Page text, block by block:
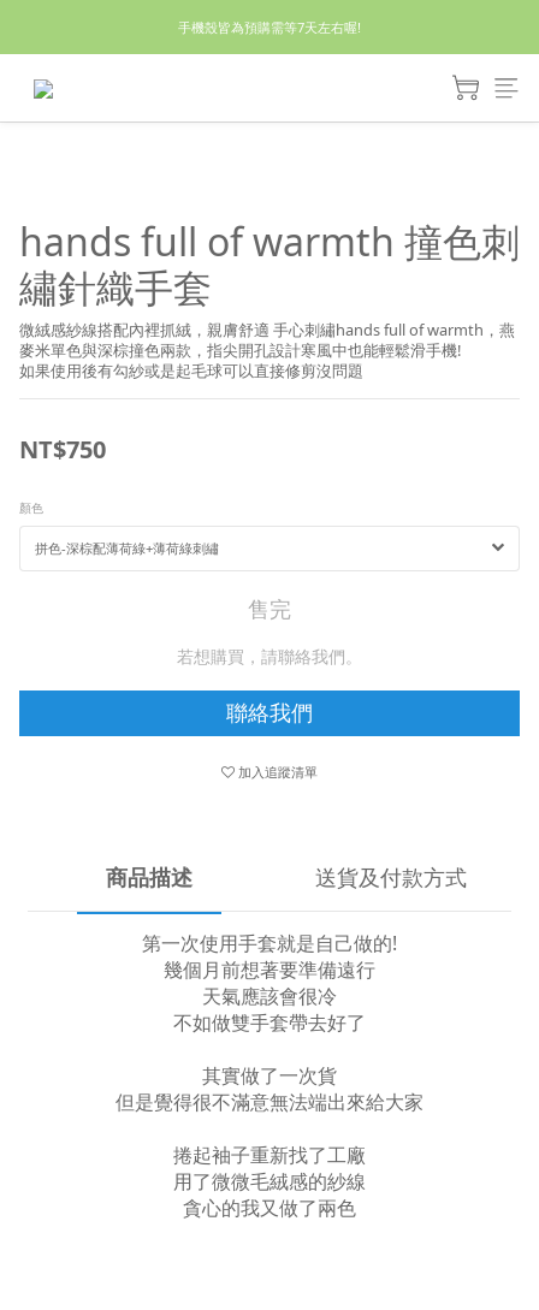
休假回來了!8/5恢復出貨₍˄•༝•˄₎◞✩
手機殼皆為預購需等7天左右喔!
亮綠澎澎夾棉立體相機包 預購中! 製作有點延遲預計八月中出貨
休假回來了!8/5恢復出貨₍˄•༝•˄₎◞✩
hands full of warmth 撞色刺
繡針織手套
微絨感紗線搭配內裡抓絨，親膚舒適 手心刺繡hands full of warmth，燕
麥米單色與深棕撞色兩款，指尖開孔設計寒風中也能輕鬆滑手機!
如果使用後有勾紗或是起毛球可以直接修剪沒問題
NT$750
顏色
售完
若想購買，請聯絡我們。
聯絡我們
加入追蹤清單
商品描述 送貨及付款方式
第一次使用手套就是自己做的!
幾個月前想著要準備遠行
天氣應該會很冷
不如做雙手套帶去好了
其實做了一次貨
但是覺得很不滿意無法端出來給大家
捲起袖子重新找了工廠
用了微微毛絨感的紗線
貪心的我又做了兩色